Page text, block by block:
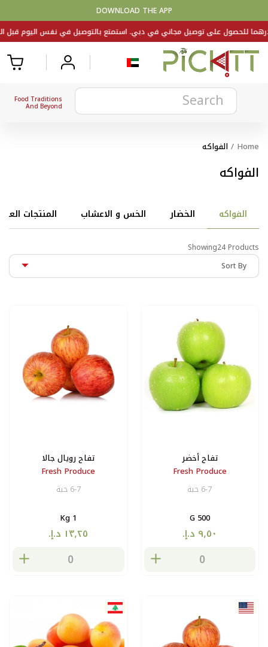
DOWNLOAD THE APP
Food Traditions
And Beyond
Home
/ الفواكه
الفواكه
الفواكه الخضار الخس و الاعشاب المنتجات
Showing24 Products
تفاح أخضر
Fresh Produce
6-7 حبة
500 G
تفاح رويال جالا
Fresh Produce
6-7 حبة
1 Kg